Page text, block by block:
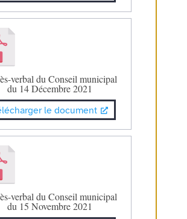
verbal du Conseil municipal
du 14 Décembre 2021
le document
verbal du Conseil municipal
du 15 Novembre 2021